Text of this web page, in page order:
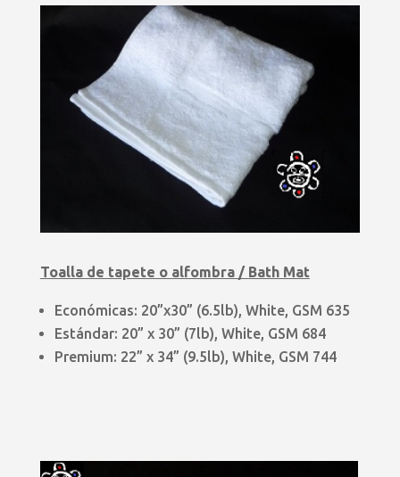
Toalla de tapete o alfombra / Bath Mat
Económicas: 20”x30” (6.5lb), White, GSM 635
Estándar: 20” x 30” (7lb), White, GSM 684
Premium: 22” x 34” (9.5lb), White, GSM 744